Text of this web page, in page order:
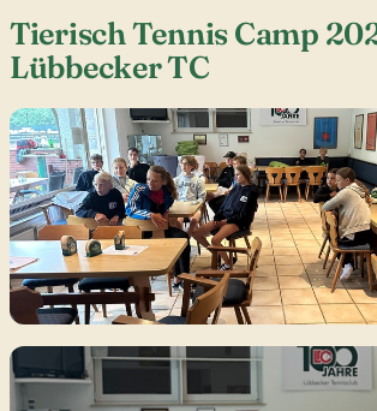
Tierisch Tennis Camp
Lübbecker TC